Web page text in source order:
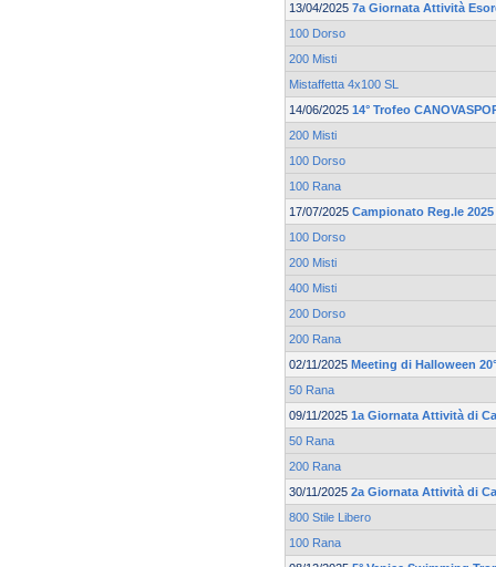
13/04/2025 7a Giornata Attività
100 Dorso
200 Misti
Mistaffetta 4x100 SL
14/06/2025 14° Trofeo
200 Misti
100 Dorso
100 Rana
17/07/2025 Campionato Reg.le
100 Dorso
200 Misti
400 Misti
200 Dorso
200 Rana
02/11/2025 Meeting di Halloween
50 Rana
09/11/2025 1a Giornata Attività di
50 Rana
200 Rana
30/11/2025 2a Giornata Attività di
800 Stile Libero
100 Rana